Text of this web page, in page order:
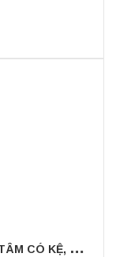
C
UNG CẤP BÀN THÍ NGHIỆM TRUNG TÂM CÓ KỆ, 1 CHẬU RỬA - NỘI THẤT PHÒNG LAB SCS